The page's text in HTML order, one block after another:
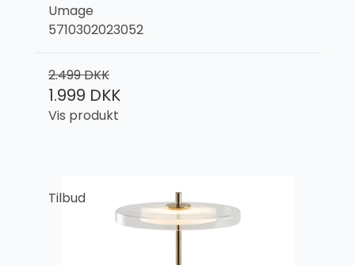
Umage
5710302023052
2.499 DKK
1.999 DKK
Vis produkt
Tilbud